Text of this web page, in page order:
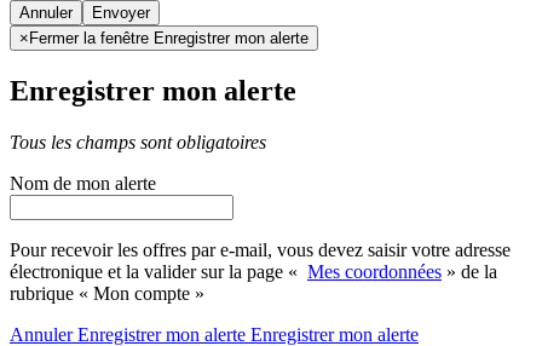
Annuler
× Fermer la fenêtre Enregistrer mon alerte
Enregistrer mon alerte
Tous les champs sont obligatoires
Nom de mon alerte
Pour recevoir les offres par e-mail, vous devez saisir votre adresse
électronique et la valider sur la page « Mes coordonnées » de la
rubrique « Mon compte »
AnnulerEnregistrer mon alerte Enregistrermon alerte